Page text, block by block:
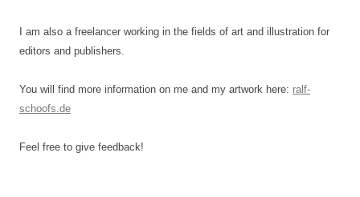
I am also a freelancer working in the fields of art and illustration for
editors and publishers.
You will find more information on me and my artwork here: ralf-
schoofs.de
Feel free to give feedback!